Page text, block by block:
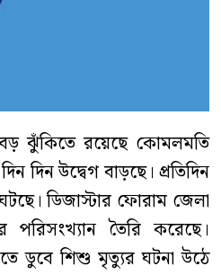
ঝুঁকিতে রয়েছে কোমলমতি
দিন উদ্বেগ বাড়ছে। প্রতিদিন
ডিজাস্টার ফোরাম জেলা
পরিসংখ্যান তৈরি করেছে।
ডুবে শিশু মৃত্যুর ঘটনা উঠে